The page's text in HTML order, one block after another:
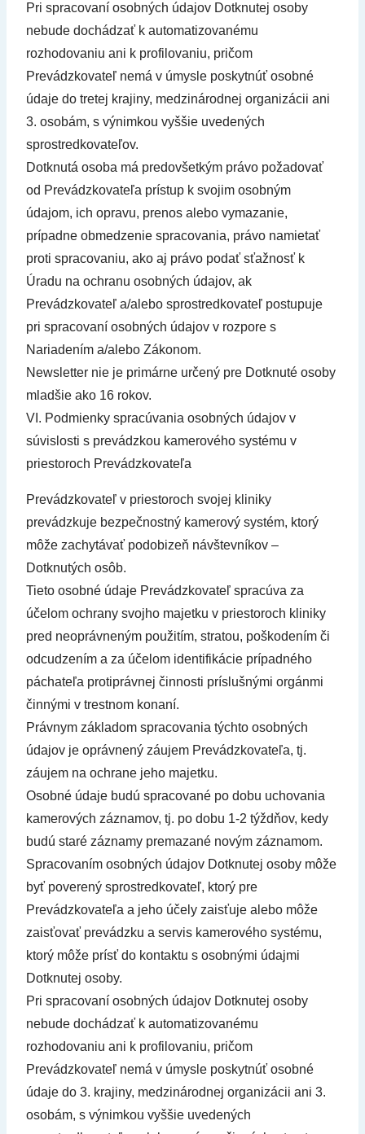
Pri spracovaní osobných údajov Dotknutej osoby
nebude dochádzať k automatizovanému
rozhodovaniu ani k profilovaniu, pričom
Prevádzkovateľ nemá v úmysle poskytnúť osobné
údaje do tretej krajiny, medzinárodnej organizácii ani
3. osobám, s výnimkou vyššie uvedených
sprostredkovateľov.
Dotknutá osoba má predovšetkým právo požadovať
od Prevádzkovateľa prístup k svojim osobným
údajom, ich opravu, prenos alebo vymazanie,
prípadne obmedzenie spracovania, právo namietať
proti spracovaniu, ako aj právo podať sťažnosť k
Úradu na ochranu osobných údajov, ak
Prevádzkovateľ a/alebo sprostredkovateľ postupuje
pri spracovaní osobných údajov v rozpore s
Nariadením a/alebo Zákonom.
Newsletter nie je primárne určený pre Dotknuté osoby
mladšie ako 16 rokov.
VI. Podmienky spracúvania osobných údajov v
súvislosti s prevádzkou kamerového systému v
priestoroch Prevádzkovateľa
Prevádzkovateľ v priestoroch svojej kliniky
prevádzkuje bezpečnostný kamerový systém, ktorý
môže zachytávať podobizeň návštevníkov –
Dotknutých osôb.
Tieto osobné údaje Prevádzkovateľ spracúva za
účelom ochrany svojho majetku v priestoroch kliniky
pred neoprávneným použitím, stratou, poškodením či
odcudzením a za účelom identifikácie prípadného
páchateľa protiprávnej činnosti príslušnými orgánmi
činnými v trestnom konaní.
Právnym základom spracovania týchto osobných
údajov je oprávnený záujem Prevádzkovateľa, tj.
záujem na ochrane jeho majetku.
Osobné údaje budú spracované po dobu uchovania
kamerových záznamov, tj. po dobu 1-2 týždňov, kedy
budú staré záznamy premazané novým záznamom.
Spracovaním osobných údajov Dotknutej osoby môže
byť poverený sprostredkovateľ, ktorý pre
Prevádzkovateľa a jeho účely zaisťuje alebo môže
zaisťovať prevádzku a servis kamerového systému,
ktorý môže prísť do kontaktu s osobnými údajmi
Dotknutej osoby.
Pri spracovaní osobných údajov Dotknutej osoby
nebude dochádzať k automatizovanému
rozhodovaniu ani k profilovaniu, pričom
Prevádzkovateľ nemá v úmysle poskytnúť osobné
údaje do 3. krajiny, medzinárodnej organizácii ani 3.
osobám, s výnimkou vyššie uvedených